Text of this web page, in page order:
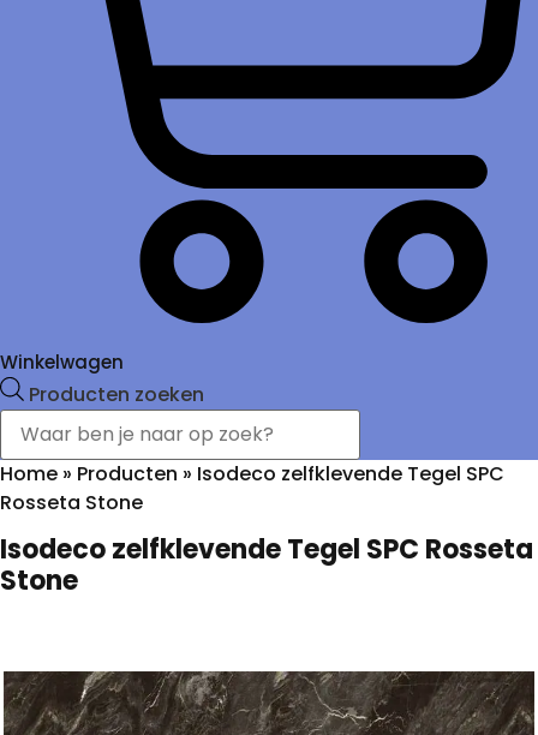
Winkelwagen
Producten zoeken
Home » Producten » Isodeco zelfklevende Tegel SPC
Rosseta Stone
Isodeco zelfklevende Tegel SPC Rosseta
Stone